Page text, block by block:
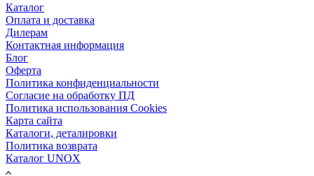
Каталог
Оплата и доставка
Дилерам
Контактная информация
Блог
Оферта
Политика конфиденциальности
Согласие на обработку ПД
Политика использования Cookies
Карта сайта
Каталоги, деталировки
Политика возврата
Каталог UNOX